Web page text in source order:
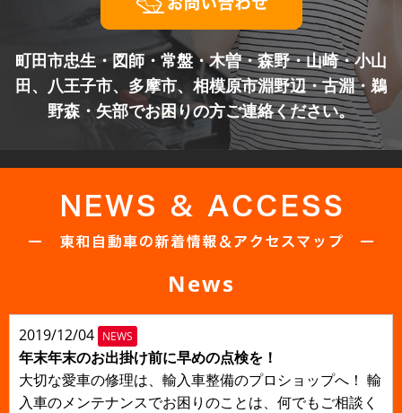
町田市忠生・図師・常盤・木曽・森野・山崎・小山
田、八王子市、多摩市、 相模原市淵野辺・古淵・鵜
野森・矢部でお困りの方ご連絡ください。
News
2019/12/04 NEWS
年末年末のお出掛け前に早めの点検を！
大切な愛車の修理は、輸入車整備のプロショップへ！ 輸
入車のメンテナンスでお困りのことは、何でもご相談く